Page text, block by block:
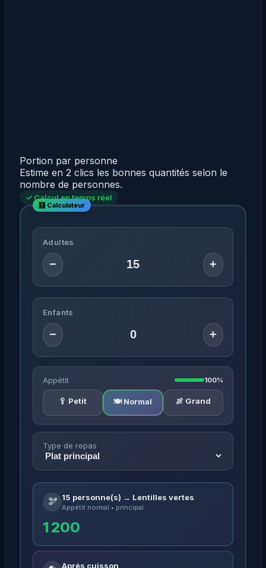
Portion par personne
Estime en 2 clics les bonnes quantités selon le
nombre de personnes.
✓ Calcul en temps réel
Adultes
− +
Enfants
− +
Appétit 100%
🥄 Petit 🍽️ Normal 🍖 Grand
Type de repas
🫘 15 personne(s) → Lentilles vertes
Appétit normal • principal
1 200
Après cuisson